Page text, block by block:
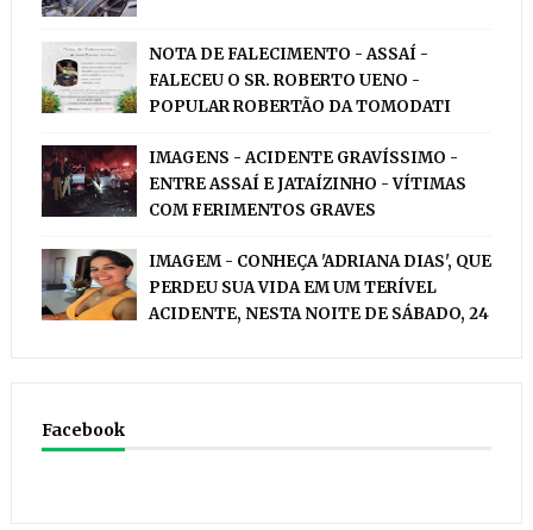
NOTA DE FALECIMENTO - ASSAÍ -
FALECEU O SR. ROBERTO UENO -
POPULAR ROBERTÃO DA TOMODATI
IMAGENS - ACIDENTE GRAVÍSSIMO -
ENTRE ASSAÍ E JATAÍZINHO - VÍTIMAS
COM FERIMENTOS GRAVES
IMAGEM - CONHEÇA 'ADRIANA DIAS', QUE
PERDEU SUA VIDA EM UM TERÍVEL
ACIDENTE, NESTA NOITE DE SÁBADO, 24
Facebook